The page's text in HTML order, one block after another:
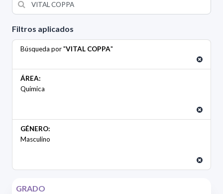
Filtros aplicados
Búsqueda por "VITAL COPPA"
ÁREA:
Química
GÉNERO:
Masculino
GRADO